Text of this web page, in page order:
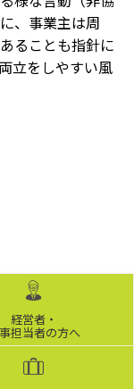
、事業主は周
ることも指針に
立をしやすい風
経営者・
担当者の方へ